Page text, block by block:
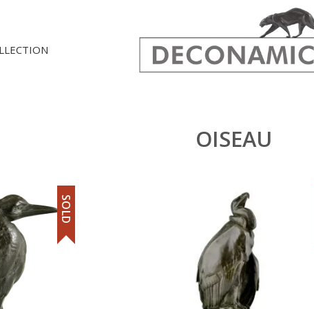
OISEAU
SOLD